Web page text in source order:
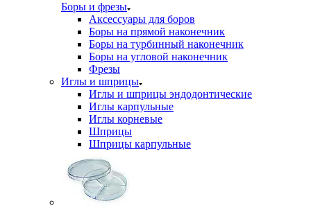
Боры и фрезы
Аксессуары для боров
Боры на прямой наконечник
Боры на турбинный наконечник
Боры на угловой наконечник
Фрезы
Иглы и шприцы
Иглы и шприцы эндодонтические
Иглы карпульные
Иглы корневые
Шприцы
Шприцы карпульные